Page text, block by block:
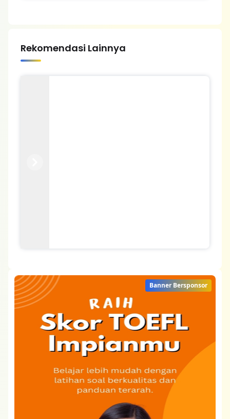
Rekomendasi Lainnya
Banner Bersponsor